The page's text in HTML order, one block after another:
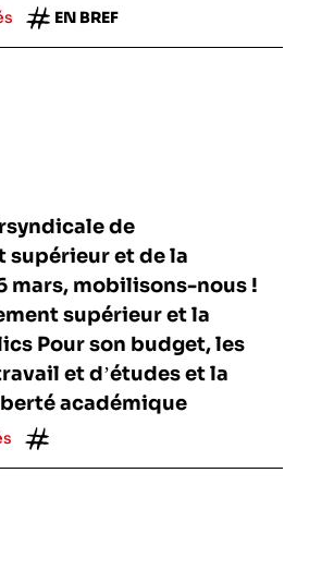
EN BREF
de
supérieur et de la
mars, mobilisons-nous !
supérieur et la
Pour son budget, les
et d’études et la
académique